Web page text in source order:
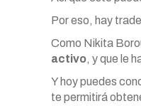
Por eso, hay
Como Nikita
activo, y que le
Y hoy puedes
te permitirá